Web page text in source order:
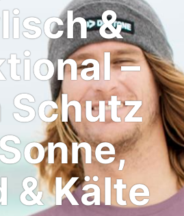
&
–
Schutz
& Kälte